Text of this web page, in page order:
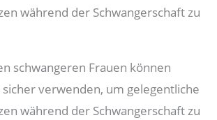
während der Schwangerschaft zu
schwangeren Frauen können
verwenden, um gelegentliche
während der Schwangerschaft zu